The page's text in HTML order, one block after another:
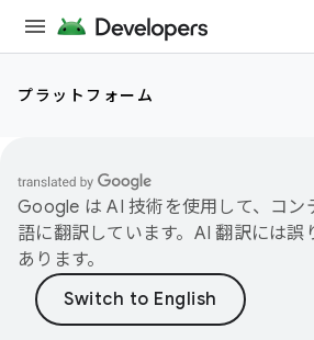
プラットフォーム
Google は AI 技術を使用して、コン
語に翻訳しています。AI 翻訳には誤
あります。